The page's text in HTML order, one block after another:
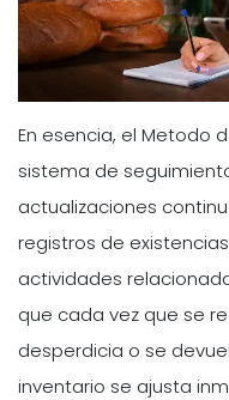
En esencia, el Metodo
sistema de
actualizaciones
registros de
actividades
que cada vez que se
desperdicia o se
inventario se ajusta